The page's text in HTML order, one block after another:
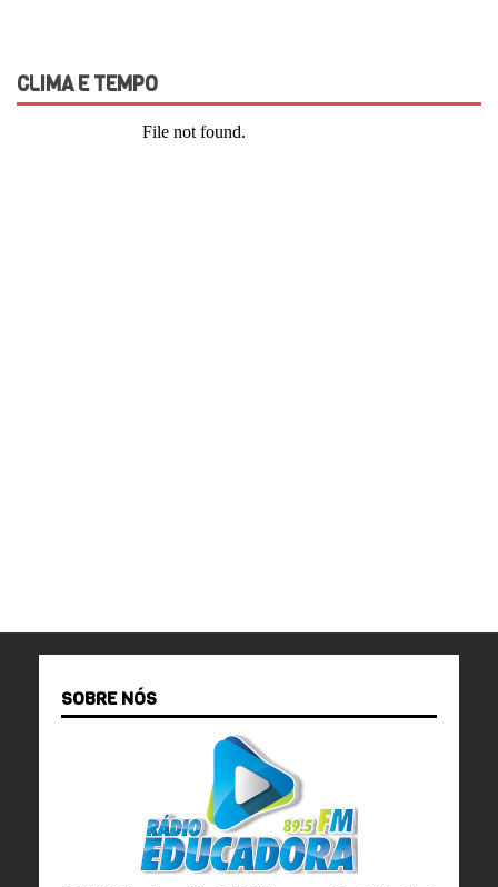
CLIMA E TEMPO
SOBRE NÓS